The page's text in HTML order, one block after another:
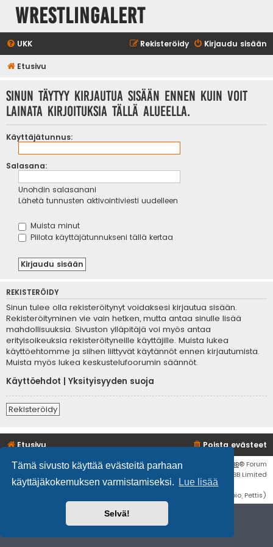
Tämä sivusto käyttää evästeitä parhaan
käyttäjäkokemuksen varmistamiseksi.
Lue lisää
Selvä!
WrestlingAlert
UKK Kirjaudu sisään
Rekisteröidy
Etusivu
Sinun täytyy kirjautua sisään ennen kuin voit
lainata kirjoituksia tällä alueella.
Käyttäjätunnus:
Salasana:
Unohdin salasanani
Lähetä tunnusten aktivointiviesti uudelleen
Muista minut
Piilota käyttäjätunnukseni tällä kertaa
REKISTERÖIDY
Sinun tulee olla rekisteröitynyt voidaksesi kirjautua sisään.
Rekisteröityminen vie vain hetken, mutta antaa sinulle lisää
mahdollisuuksia. Sivuston ylläpitäjä voi myös antaa
erityisoikeuksia rekisteröityneille käyttäjille. Muista lukea
käyttöehtomme ja siihen liittyvät käytännöt ennen kirjautumista.
Muista myös lukea keskustelufoorumin säännöt.
Käyttöehdot
Yksityisyyden suoja
Rekisteröidy
Etusivu Poista evästeet
Flat Style byIan Bradley• Keskustelufoorumin ohjelmisto phpBB® Forum
Software © phpBB Limited
Käännös: phpBB Suomi (lurttinen, harritapio, Pettis)